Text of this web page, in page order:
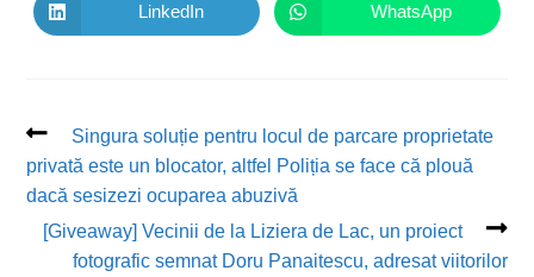
LinkedIn WhatsApp
Singura soluție pentru locul de parcare proprietate
privată este un blocator, altfel Poliția se face că plouă
dacă sesizezi ocuparea abuzivă
[Giveaway] Vecinii de la Liziera de Lac, un proiect
fotografic semnat Doru Panaitescu, adresat viitorilor